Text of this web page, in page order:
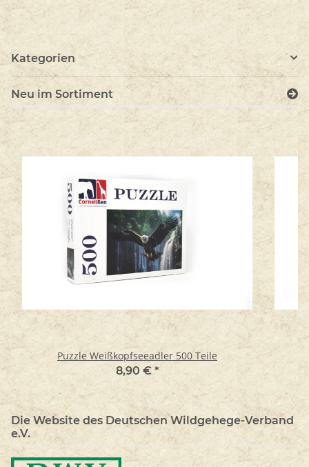
Kategorien
Neu im Sortiment
Puzzle Weißkopfseeadler 500 Teile
8,90 € *
Die Website des Deutschen Wildgehege-Verband
e.V.